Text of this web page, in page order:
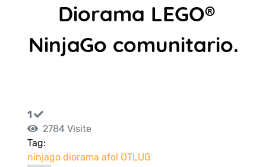
Diorama LEGO®
NinjaGo comunitario.
1
2784 Visite
Tag:
ninjago diorama afol OTLUG